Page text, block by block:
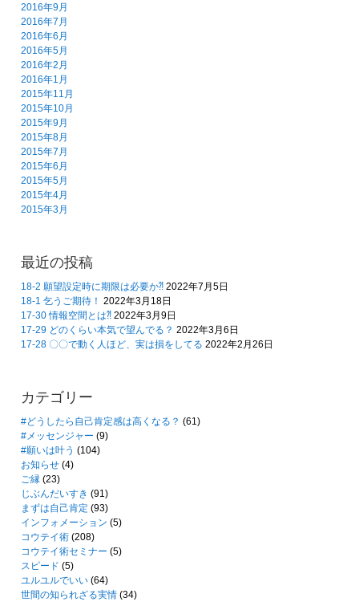
2016年9月
2016年7月
2016年6月
2016年5月
2016年2月
2016年1月
2015年11月
2015年10月
2015年9月
2015年8月
2015年7月
2015年6月
2015年5月
2015年4月
2015年3月
最近の投稿
18-2 願望設定時に期限は必要か⁈ 2022年7月5日
18-1 乞うご期待！ 2022年3月18日
17-30 情報空間とは⁈ 2022年3月9日
17-29 どのくらい本気で望んでる？ 2022年3月6日
17-28 〇〇で動く人ほど、実は損をしてる 2022年2月26日
カテゴリー
#どうしたら自己肯定感は高くなる？ (61)
#メッセンジャー (9)
#願いは叶う (104)
お知らせ (4)
ご縁 (23)
じぶんだいすき (91)
まずは自己肯定 (93)
インフォメーション (5)
コウテイ術 (208)
コウテイ術セミナー (5)
スピード (5)
ユルユルでいい (64)
世間の知られざる実情 (34)